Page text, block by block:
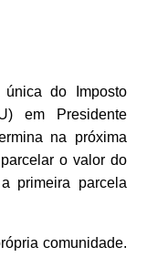
do Imposto
em Presidente
na próxima
o valor do
primeira parcela
comunidade.